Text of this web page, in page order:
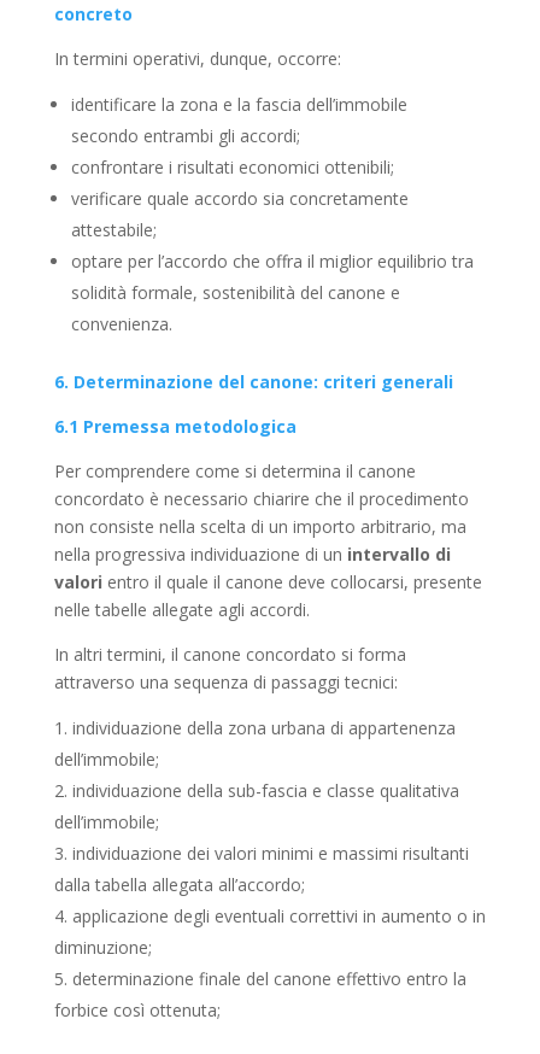
concreto
In termini operativi, dunque, occorre:
identificare la zona e la fascia dell’immobile
secondo entrambi gli accordi;
confrontare i risultati economici ottenibili;
verificare quale accordo sia concretamente
attestabile;
optare per l’accordo che offra il miglior equilibrio tra
solidità formale, sostenibilità del canone e
convenienza.
6. Determinazione del canone: criteri generali
6.1 Premessa metodologica
Per comprendere come si determina il canone
concordato è necessario chiarire che il procedimento
non consiste nella scelta di un importo arbitrario, ma
nella progressiva individuazione di un intervallo di
valori entro il quale il canone deve collocarsi, presente
nelle tabelle allegate agli accordi.
In altri termini, il canone concordato si forma
attraverso una sequenza di passaggi tecnici:
individuazione della zona urbana di appartenenza
dell’immobile;
individuazione della sub-fascia e classe qualitativa
dell’immobile;
individuazione dei valori minimi e massimi risultanti
dalla tabella allegata all’accordo;
applicazione degli eventuali correttivi in aumento o in
diminuzione;
determinazione finale del canone effettivo entro la
forbice così ottenuta;